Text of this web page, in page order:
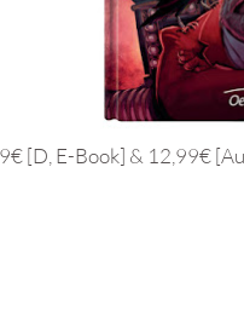
[D, E-Book] & 12,99€